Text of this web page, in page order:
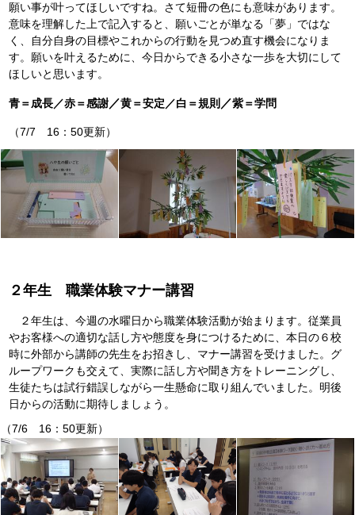
願い事が叶ってほしいですね。さて短冊の色にも意味があります。
意味を理解した上で記入すると、願いごとが単なる「夢」ではな
く、自分自身の目標やこれからの行動を見つめ直す機会になりま
す。願いを叶えるために、今日からできる小さな一歩を大切にして
ほしいと思います。
青＝成長／赤＝感謝／黄＝安定／白＝規則 ／紫＝学問
（7/7 16：50更新）
２年生 職業体験マナー講習
２年生は、今週の水曜日から職業体験活動が始まります。従業員
やお客様への適切な話し方や態度を身につけるために、本日の６校
時に外部から講師の先生をお招きし、マナー講習を受けました。グ
ループワークも交えて、実際に話し方や聞き方をトレーニングし、
生徒たちは試行錯誤しながら一生懸命に取り組んでいました。明後
日からの活動に期待しましょう。
（7/6 16：50更新）